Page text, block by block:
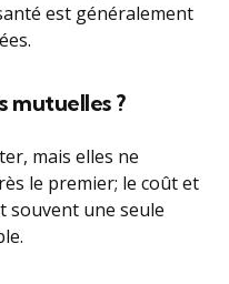
est généralement
mutuelles ?
mais elles ne
le premier; le coût et
souvent une seule